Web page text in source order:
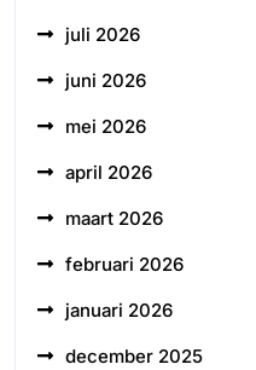
juli 2026
juni 2026
mei 2026
april 2026
maart 2026
februari 2026
januari 2026
december 2025